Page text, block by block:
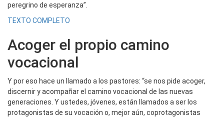
peregrino de esperanza”.
TEXTO COMPLETO
Acoger el propio camino
vocacional
Y por eso hace un llamado a los pastores: “se nos pide acoger,
discernir y acompañar el camino vocacional de las nuevas
generaciones. Y ustedes, jóvenes, están llamados a ser los
protagonistas de su vocación o, mejor aún, coprotagonistas